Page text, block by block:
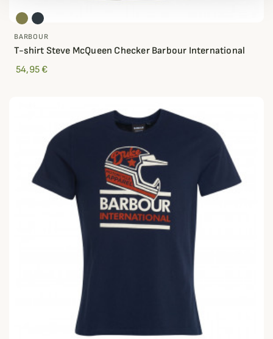
BARBOUR
T-shirt Steve McQueen Checker Barbour International
54,95 €